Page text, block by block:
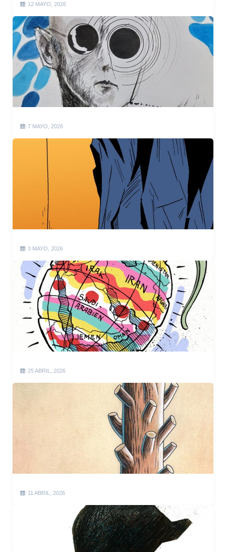
12 MAYO, 2026
7 MAYO, 2026
3 MAYO, 2026
25 ABRIL, 2026
11 ABRIL, 2026